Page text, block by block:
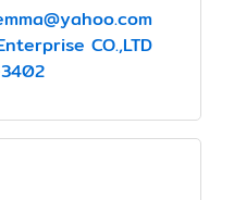
CO.,LTD